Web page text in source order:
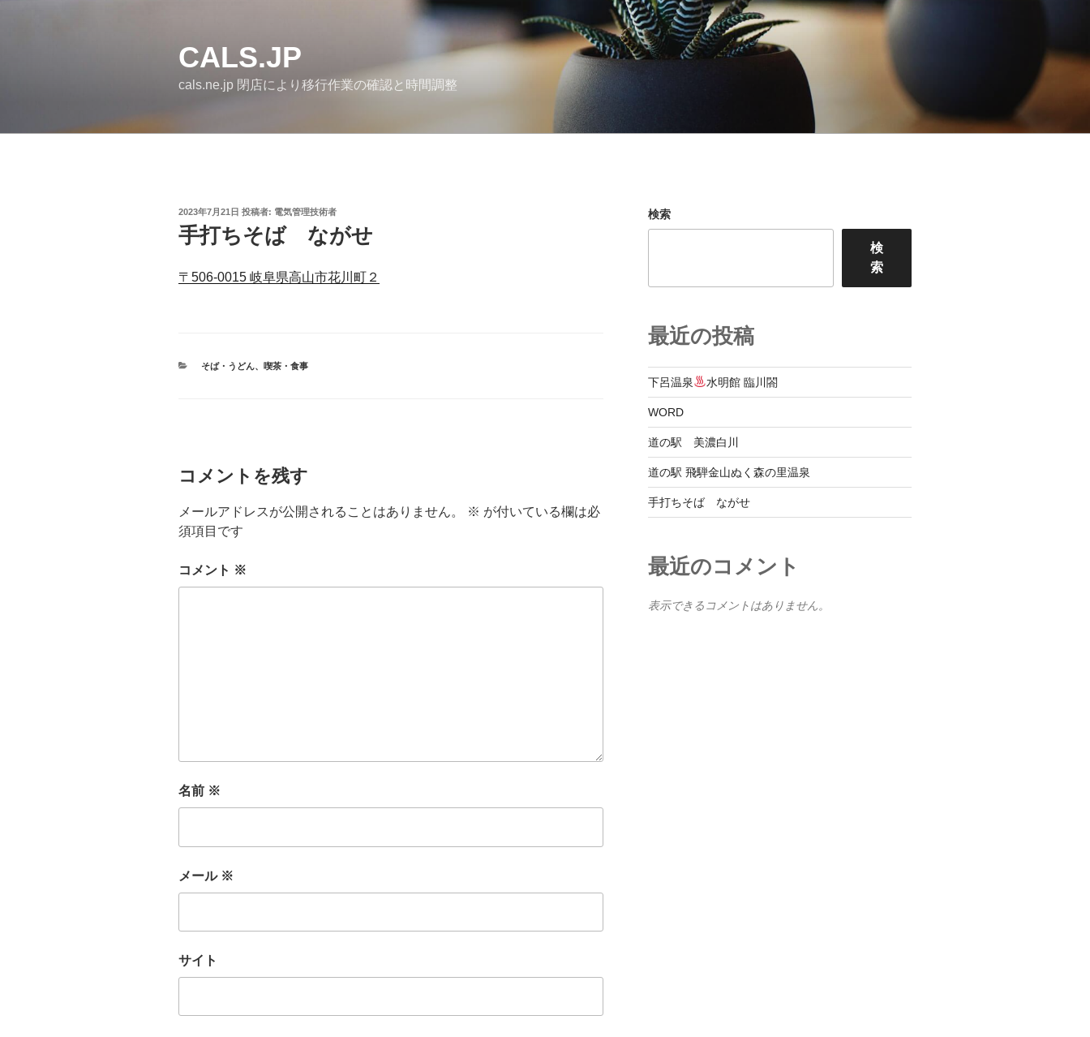
CALS.JP
cals.ne.jp 閉店により移行作業の確認と時間調整
投
稿
日:
2023年7月21日 投稿者: 電気管理技術者
手打ちそば ながせ
〒506-0015 岐阜県高山市花川町２
カ
そば・うどん、 喫茶・食事
コメントを残す
メールアドレスが公開されることはありません。 ※ が付いている欄は必
須項目です
コメント ※
名前 ※
メール ※
サイト
検索
検
索
最近の投稿
下呂温泉 水明館 臨川閤
WORD
道の駅 美濃白川
道の駅 飛騨金山ぬく森の里温泉
手打ちそば ながせ
最近のコメント
表示できるコメントはありません。